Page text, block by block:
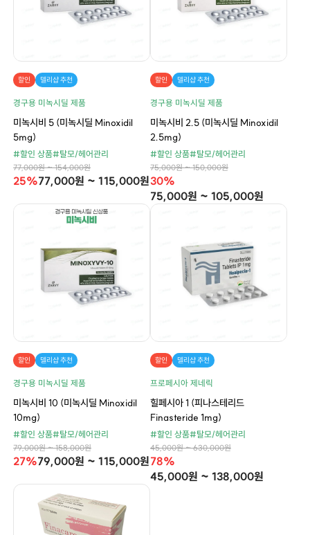
할인 델리샵 추천
경구용 미녹시딜 제품
미녹시비 5 (미녹시딜 Minoxidil
5mg)
#할인 상품#탈모/헤어관리
77,000원 ~ 154,000원
25%77,000원 ~ 115,000원
할인 델리샵 추천
경구용 미녹시딜 제품
미녹시비 2.5 (미녹시딜 Minoxidil
2.5mg)
#할인 상품#탈모/헤어관리
75,000원 ~ 150,000원
30%
75,000원 ~ 105,000원
할인 델리샵 추천
경구용 미녹시딜 제품
미녹시비 10 (미녹시딜 Minoxidil
10mg)
#할인 상품#탈모/헤어관리
79,000원 ~ 158,000원
27%79,000원 ~ 115,000원
할인 델리샵 추천
프로페시아 제네릭
힐페시아 1 (피나스테리드
Finasteride 1mg)
#할인 상품#탈모/헤어관리
45,000원 ~ 630,000원
78%
45,000원 ~ 138,000원